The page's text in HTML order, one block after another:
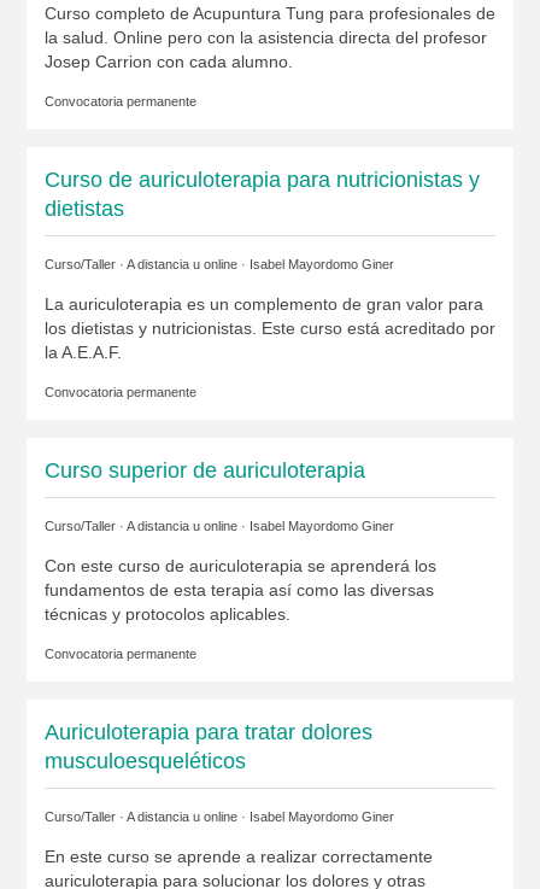
Curso completo de Acupuntura Tung para profesionales de
la salud. Online pero con la asistencia directa del profesor
Josep Carrion con cada alumno.
Convocatoria permanente
Curso de auriculoterapia para nutricionistas y
dietistas
Curso/Taller · A distancia u online · Isabel Mayordomo Giner
La auriculoterapia es un complemento de gran valor para
los dietistas y nutricionistas. Este curso está acreditado por
la A.E.A.F.
Convocatoria permanente
Curso superior de auriculoterapia
Curso/Taller · A distancia u online · Isabel Mayordomo Giner
Con este curso de auriculoterapia se aprenderá los
fundamentos de esta terapia así como las diversas
técnicas y protocolos aplicables.
Convocatoria permanente
Auriculoterapia para tratar dolores
musculoesqueléticos
Curso/Taller · A distancia u online · Isabel Mayordomo Giner
En este curso se aprende a realizar correctamente
auriculoterapia para solucionar los dolores y otras